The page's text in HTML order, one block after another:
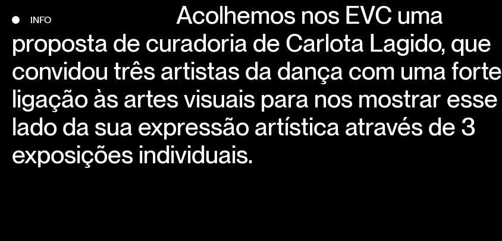
INFO
Acolhemos nos EVC uma
proposta de curadoria de Carlota Lagido, que
convidou três artistas da dança com uma forte
ligação às artes visuais para nos mostrar esse
lado da sua expressão artística através de 3
exposições individuais.